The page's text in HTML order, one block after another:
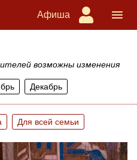
Афиша
возможны изменения
Декабрь
Для всей семьи